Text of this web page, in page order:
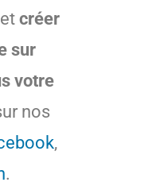
créer
sur
votre
nos
,
.